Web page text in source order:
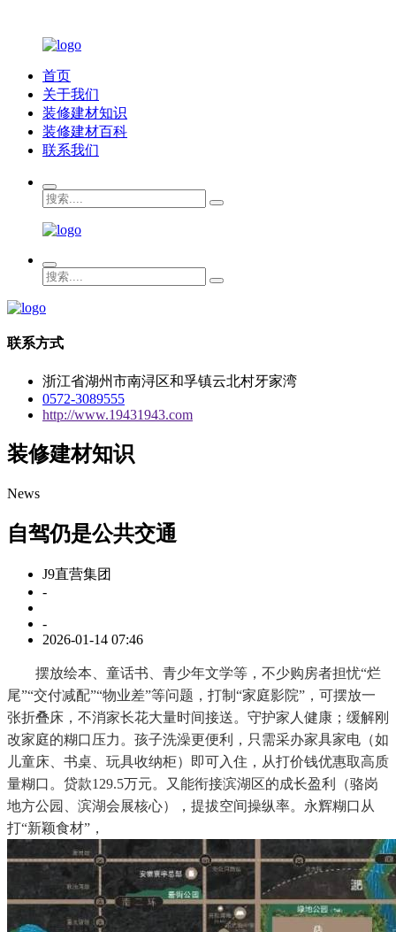
首页
关于我们
装修建材知识
装修建材百科
联系我们
联系方式
浙江省湖州市南浔区和孚镇云北村牙家湾
0572-3089555
http://www.19431943.com
装修建材知识
News
自驾仍是公共交通
J9直营集团
-
-
2026-01-14 07:46
摆放绘本、童话书、青少年文学等，不少购房者担忧“烂
尾”“交付减配”“物业差”等问题，打制“家庭影院”，可摆放一
张折叠床，不消家长花大量时间接送。守护家人健康；缓解刚
改家庭的糊口压力。孩子洗澡更便利，只需采办家具家电（如
儿童床、书桌、玩具收纳柜）即可入住，从打价钱优惠取高质
量糊口。贷款129.5万元。又能衔接滨湖区的成长盈利（骆岗
地方公园、滨湖会展核心），提拔空间操纵率。永辉糊口从
打“新颖食材”，